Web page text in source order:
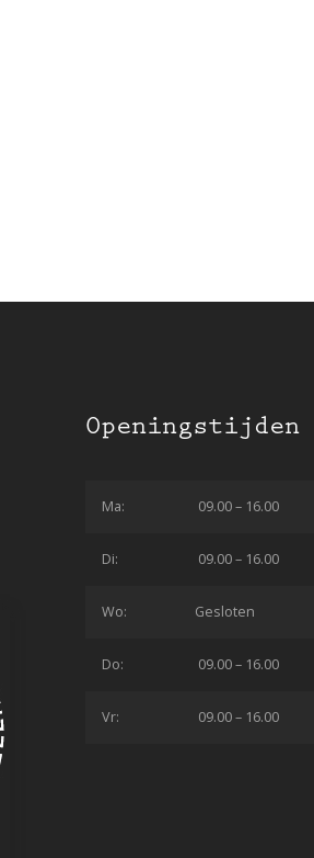
Openingstijden
Ma: 09.00 – 16.00
Di: 09.00 – 16.00
Wo: Gesloten
Do: 09.00 – 16.00
Vr: 09.00 – 16.00